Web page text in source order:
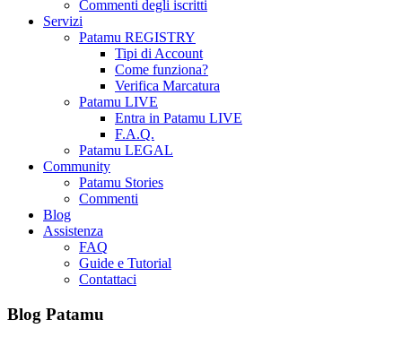
Commenti degli iscritti
Servizi
Patamu REGISTRY
Tipi di Account
Come funziona?
Verifica Marcatura
Patamu LIVE
Entra in Patamu LIVE
F.A.Q.
Patamu LEGAL
Community
Patamu Stories
Commenti
Blog
Assistenza
FAQ
Guide e Tutorial
Contattaci
Blog Patamu